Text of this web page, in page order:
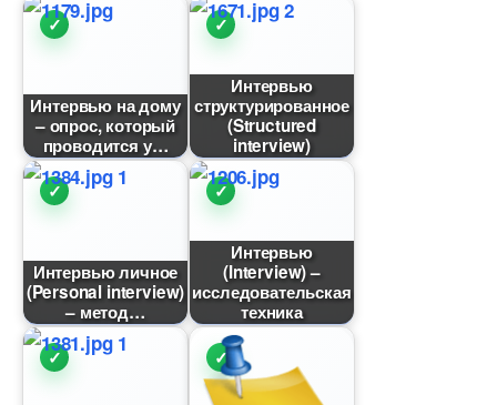
Интервью на дому
– опрос, который
проводится у
Интервью
структурированное
(Structured
interview)
Интервью личное
(Personal interview)
– метод
Интервью
(Interview) –
исследовательская
техника